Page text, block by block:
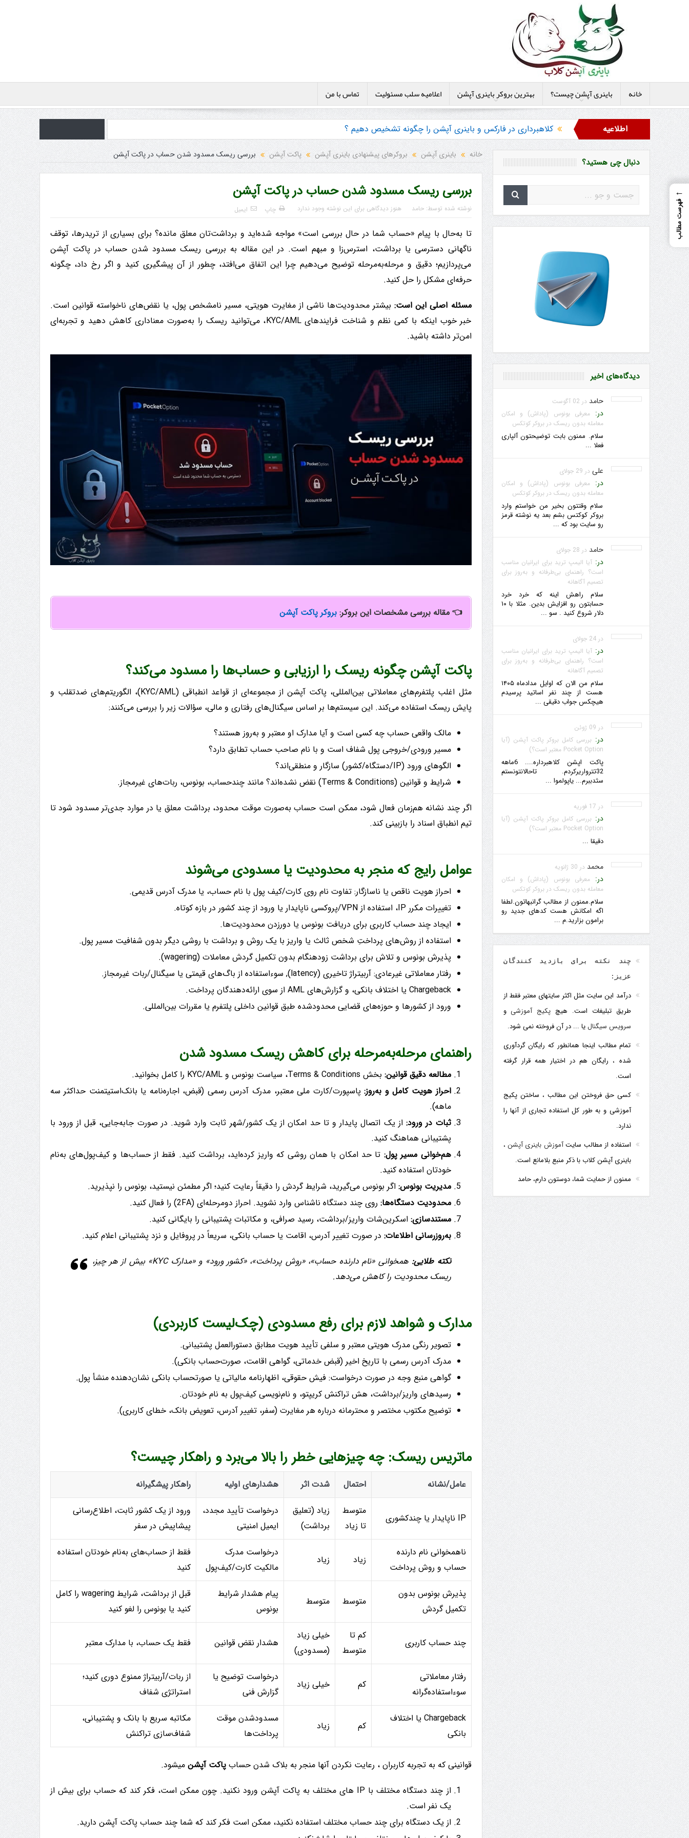
خانه باینری آپشن چیست؟ بهترین بروکر باینری آپشن اعلامیه سلب مسئولیت تماس با من
اطلاعیه
کلاهبرداری در فارکس و باینری آپشن را چگونه تشخیص دهیم ؟
هشدار در مورد خرید استراتژی ها و پکیج آموزش باینری آپشن
خانه باینری آپشن بروکرهای پیشنهادی باینری آپشن پاکت آپشن بررسی ریسک مسدود شدن حساب در پاکت آپشن
بررسی ریسک مسدود شدن حساب در پاکت آپشن
نوشته شده توسط:حامد هنوز دیدگاهی برای این نوشته وجود ندارد چاپ ایمیل
تا به‌حال با پیام «حساب شما در حال بررسی است» مواجه شده‌اید و برداشت‌تان معلق مانده؟ برای بسیاری از تریدرها، توقف
ناگهانی دسترسی یا برداشت، استرس‌زا و مبهم است. در این مقاله به بررسی ریسک مسدود شدن حساب در پاکت آپشن
می‌پردازیم؛ دقیق و مرحله‌به‌مرحله توضیح می‌دهیم چرا این اتفاق می‌افتد، چطور از آن پیشگیری کنید و اگر رخ داد، چگونه
حرفه‌ای مشکل را حل کنید.
مسئله اصلی این است:بیشتر محدودیت‌ها ناشی از مغایرت هویتی، مسیر نامشخص پول، یا نقض‌های ناخواسته قوانین است.
خبر خوب اینکه با کمی نظم و شناخت فرایندهای KYC/AML، می‌توانید ریسک را به‌صورت معناداری کاهش دهید و تجربه‌ای
امن‌تر داشته باشید.
👈مقاله بررسی مشخصات این بروکر:بروکر پاکت آپشن
پاکت آپشن چگونه ریسک را ارزیابی و حساب‌ها را مسدود می‌کند؟
مثل اغلب پلتفرم‌های معاملاتی بین‌المللی، پاکت آپشن از مجموعه‌ای از قواعد انطباقی (KYC/AML)، الگوریتم‌های ضدتقلب و
پایش ریسک استفاده می‌کند. این سیستم‌ها بر اساس سیگنال‌های رفتاری و مالی، سؤالات زیر را بررسی می‌کنند:
مالک واقعی حساب چه کسی است و آیا مدارک او معتبر و به‌روز هستند؟
مسیر ورودی/خروجی پول شفاف است و با نام صاحب حساب تطابق دارد؟
الگوهای ورود (IP/دستگاه/کشور) سازگار و منطقی‌اند؟
شرایط و قوانین (Terms & Conditions) نقض نشده‌اند؟ مانند چندحساب، بونوس، ربات‌های غیرمجاز.
اگر چند نشانه هم‌زمان فعال شود، ممکن است حساب به‌صورت موقت محدود، برداشت معلق یا در موارد جدی‌تر مسدود شود تا
تیم انطباق اسناد را بازبینی کند.
عوامل رایج که منجر به محدودیت یا مسدودی می‌شوند
احراز هویت ناقص یا ناسازگار: تفاوت نام روی کارت/کیف پول با نام حساب، یا مدرک آدرس قدیمی.
تغییرات مکرر IP، استفاده از VPN/پروکسی ناپایدار یا ورود از چند کشور در بازه کوتاه.
ایجاد چند حساب کاربری برای دریافت بونوس یا دورزدن محدودیت‌ها.
استفاده از روش‌های پرداختِ شخص ثالث یا واریز با یک روش و برداشت با روشی دیگر بدون شفافیت مسیر پول.
پذیرش بونوس و تلاش برای برداشت زودهنگام بدون تکمیل گردش معاملات (wagering).
رفتار معاملاتی غیرعادی: آربیتراژ تاخیری (latency), سوءاستفاده از باگ‌های قیمتی یا سیگنال/ربات غیرمجاز.
Chargeback یا اختلاف بانکی، و گزارش‌های AML از سوی ارائه‌دهندگان پرداخت.
ورود از کشورها و حوزه‌های قضایی محدودشده طبق قوانین داخلی پلتفرم یا مقررات بین‌المللی.
راهنمای مرحله‌به‌مرحله برای کاهش ریسک مسدود شدن
مطالعه دقیق قوانین: بخش Terms & Conditions، سیاست بونوس و KYC/AML را کامل بخوانید.
احراز هویت کامل و به‌روز:پاسپورت/کارت ملی معتبر، مدرک آدرس رسمی (قبض، اجاره‌نامه یا بانک‌استیتمنت حداکثر سه
ماهه).
ثبات در ورود:از یک اتصال پایدار و تا حد امکان از یک کشور/شهر ثابت وارد شوید. در صورت جابه‌جایی، قبل از ورود با
پشتیبانی هماهنگ کنید.
هم‌خوانی مسیر پول: تا حد امکان با همان روشی که واریز کرده‌اید، برداشت کنید. فقط از حساب‌ها و کیف‌پول‌های به‌نام
خودتان استفاده کنید.
مدیریت بونوس: اگر بونوس می‌گیرید، شرایط گردش را دقیقاً رعایت کنید؛ اگر مطمئن نیستید، بونوس را نپذیرید.
محدودیت دستگاه‌ها: روی چند دستگاه ناشناس وارد نشوید. احراز دومرحله‌ای (2FA) را فعال کنید.
مستندسازی: اسکرین‌شات واریز/برداشت، رسید صرافی، و مکاتبات پشتیبانی را بایگانی کنید.
به‌روزرسانی اطلاعات: در صورت تغییر آدرس، اقامت یا حساب بانکی، سریعاً در پروفایل و نزد پشتیبانی اعلام کنید.
نکته طلایی:
همخوانی «نام دارنده حساب»، «روش پرداخت»، «کشور ورود» و «مدارک KYC» بیش از هر چیز،
ریسک محدودیت را کاهش می‌دهد.
مدارک و شواهد لازم برای رفع مسدودی (چک‌لیست کاربردی)
تصویر رنگی مدرک هویتی معتبر و سلفی تأیید هویت مطابق دستورالعمل پشتیبانی.
مدرک آدرس رسمی با تاریخ اخیر (قبض خدماتی، گواهی اقامت، صورت‌حساب بانکی).
گواهی منبع وجه در صورت درخواست: فیش حقوقی، اظهارنامه مالیاتی یا صورتحساب بانکی نشان‌دهنده منشأ پول.
رسیدهای واریز/برداشت، هش تراکنش کریپتو، و نام‌نویسی کیف‌پول به نام خودتان.
توضیح مکتوب مختصر و محترمانه درباره هر مغایرت (سفر، تغییر آدرس، تعویض بانک، خطای کاربری).
ماتریس ریسک: چه چیزهایی خطر را بالا می‌برد و راهکار چیست؟
عامل/نشانه احتمال شدت اثر هشدارهای اولیه راهکار پیشگیرانه
IP ناپایدار یا چندکشوری
متوسط
تا زیاد
زیاد (تعلیق
برداشت)
درخواست تأیید مجدد،
ایمیل امنیتی
ورود از یک کشور ثابت، اطلاع‌رسانی
پیشاپیش در سفر
ناهمخوانی نام دارنده
حساب و روش پرداخت
زیاد زیاد
درخواست مدرک
مالکیت کارت/کیف‌پول
فقط از حساب‌های به‌نام خودتان استفاده
کنید
پذیرش بونوس بدون
تکمیل گردش
متوسط متوسط
پیام هشدار شرایط
بونوس
قبل از برداشت، شرایط wagering را کامل
کنید یا بونوس را لغو کنید
چند حساب کاربری
کم تا
متوسط
خیلی زیاد
(مسدودی)
هشدار نقض قوانین فقط یک حساب، با مدارک معتبر
رفتار معاملاتی
سوءاستفاده‌گرانه
کم خیلی زیاد
درخواست توضیح یا
گزارش فنی
از ربات/آربیتراژ ممنوع دوری کنید؛
استراتژی شفاف
Chargeback یا اختلاف
بانکی
کم زیاد
مسدودشدن موقت
پرداخت‌ها
مکاتبه سریع با بانک و پشتیبانی،
شفاف‌سازی تراکنش
قوانینی که به تجربه کاربران ، رعایت نکردن آنها منجر به بلاک شدن حسابپاکت آپشنمیشود.
از چند دستگاه مختلف با IP های مختلف به پاکت آپشن ورود نکنید. چون ممکن است، فکر کند که حساب برای بیش از
یک نفر است.
از یک دستگاه برای چند حساب مختلف استفاده نکنید، ممکن است فکر کند که شما چند حساب پاکت آپشن دارید.
دنبال چی هستید؟
دیدگاه‌های اخیر
حامد در 02 آگوست
در: معرفی بونوس (پاداش) و امکان
معامله بدون ریسک در بروکر کوتکس
سلام. ممنون بابت توضیحتون آلپاری
فعلا ...
علی در 29 جولای
در: معرفی بونوس (پاداش) و امکان
معامله بدون ریسک در بروکر کوتکس
سلام وقتتون بخیر من خواستم وارد
بروکر کوکتس بشم بعد یه نوشته قرمز
رو سایت بود که ...
حامد در 28 جولای
در: آیا الیمپ ترید برای ایرانیان مناسب
است؟ راهنمای بی‌طرفانه و به‌روز برای
تصمیم آگاهانه
سلام راهش اینه که خرد خرد
حسابتون رو افزایش بدین. مثلا با ۱۰
دلار شروع کنید . سو ...
در 24 جولای
در: آیا الیمپ ترید برای ایرانیان مناسب
است؟ راهنمای بی‌طرفانه و به‌روز برای
تصمیم آگاهانه
سلام من الان که اوایل مدادماه ۱۴۰۵
هست از چند نفر اساتید پرسیدم
هیچکس جواب دقیقی ...
در 09 ژوئن
در: بررسی کامل بروکر پاکت آپشن (آیا
Pocket Option معتبر است؟)
پاکت اپشن کلاهبرداره.... 6ماهه
32تترواریرکردم. تاحالانتونستم
سثدببرم... یاپولموا ...
در 17 فوریه
در: بررسی کامل بروکر پاکت آپشن (آیا
Pocket Option معتبر است؟)
دقیقا ...
محمد در 30 ژانویه
در: معرفی بونوس (پاداش) و امکان
معامله بدون ریسک در بروکر کوتکس
سلام.ممنون از مطالب گرانبهاتون.لطفا
اگه امکانش هست کدهای جدید رو
برامون بزارید.م ...
چند نکته برای بازدید کنندگان
عزیز:
درآمد این سایت مثل اکثر سایتهای معتبر فقط از
طریق تبلیغات است. هیچ پکیج آموزشیو
سرویس سیگنال یا ... در آن فروخته نمی شود.
تمام مطالب اینجا همانطور که رایگان گردآوری
شده ، رایگان هم در اختیار همه قرار گرفته
است.
کسی حق فروختن این مطالب ، ساختن پکیج
آموزشی و به طور کل استفاده تجاری از آنها را
ندارد.
استفاده از مطالب سایتآموزش باینری آپشن،
باینری آپشن کلاب با ذکر منبع بلامانع است.
ممنون از حمایت شما، دوستون دارم، حامد
←
فهرست مطالب